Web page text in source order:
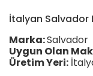
İtalyan Salvador
Marka:Salvador
Uygun Olan
Üretim Yeri: